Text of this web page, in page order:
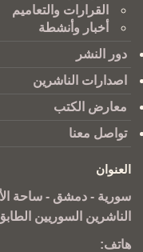
القرارات والتعاميم
أخبار وأنشطة
دور النشر
اصدارات الناشرين
معارض الكتب
تواصل معنا
العنوان
سورية - دمشق - ساحة
الناشرين السوريين
هاتف: